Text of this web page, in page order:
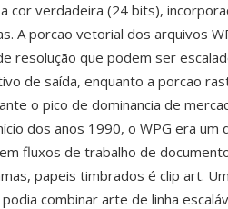
cor verdadeira (24 bits),
A porcao vetorial dos arquivos
resolução que podem ser
de saída, enquanto a porcao
o pico de dominancia de
dos anos 1990, o WPG era um
fluxos de trabalho de
papeis timbrados é clip art.
combinar arte de linha